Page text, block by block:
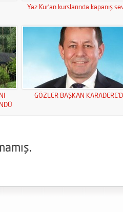
Yaz Kur’an kurslarında kapanış
GÖZLER BAŞKAN